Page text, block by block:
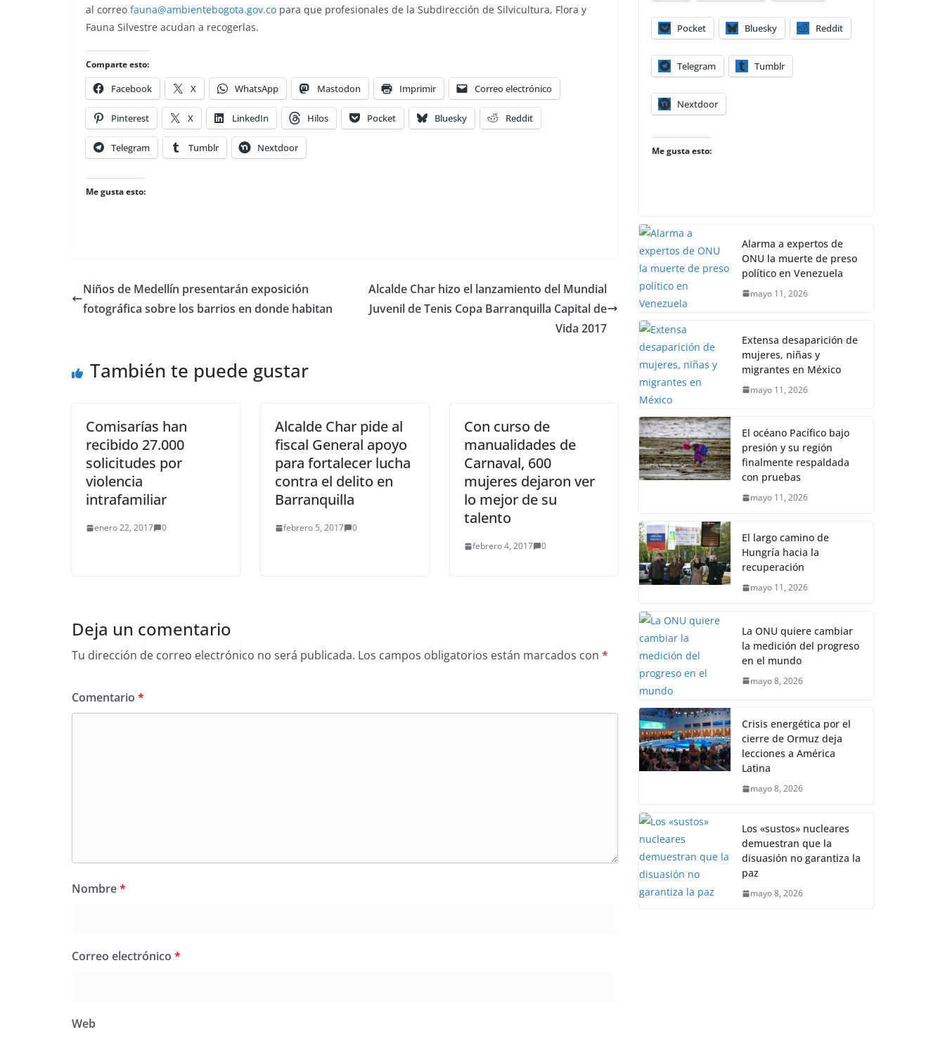
al correo fauna@ambientebogota.gov.co para que profesionales de la Subdirección de Silvicultura, Flora y
Fauna Silvestre acudan a recogerlas.
Comparte esto:
Facebook X WhatsApp Mastodon Imprimir Correo electrónico
Pinterest X LinkedIn Hilos Pocket Bluesky Reddit
Telegram Tumblr Nextdoor
Me gusta esto:
Niños de Medellín presentarán exposición
fotográfica sobre los barrios en donde habitan
Alcalde Char hizo el lanzamiento del Mundial
Juvenil de Tenis Copa Barranquilla Capital de
Vida 2017
También te puede gustar
Comisarías han
recibido 27.000
solicitudes por
violencia
intrafamiliar
enero 22, 2017 0
Alcalde Char pide al
fiscal General apoyo
para fortalecer lucha
contra el delito en
Barranquilla
febrero 5, 2017 0
Con curso de
manualidades de
Carnaval, 600
mujeres dejaron ver
lo mejor de su
talento
febrero 4, 2017 0
Deja un comentario
Tu dirección de correo electrónico no será publicada. Los campos obligatorios están marcados con *
Comentario *
Nombre*
Correo electrónico *
Web
Pocket Bluesky Reddit
Telegram Tumblr
Nextdoor
Me gusta esto:
Alarma a expertos de
ONU la muerte de preso
político en Venezuela
mayo 11, 2026
Extensa desaparición de
mujeres, niñas y
migrantes en México
mayo 11, 2026
El océano Pacífico bajo
presión y su región
finalmente respaldada
con pruebas
mayo 11, 2026
El largo camino de
Hungría hacia la
recuperación
mayo 11, 2026
La ONU quiere cambiar
la medición del progreso
en el mundo
mayo 8, 2026
Crisis energética por el
cierre de Ormuz deja
lecciones a América
Latina
mayo 8, 2026
Los «sustos» nucleares
demuestran que la
disuasión no garantiza la
paz
mayo 8, 2026